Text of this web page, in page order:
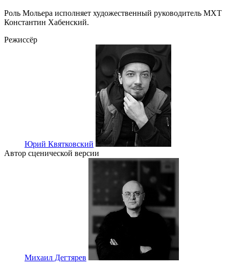
Роль Мольера исполняет художественный руководитель МХТ
Константин Хабенский.
Режиссёр
Юрий Квятковский
Автор сценической версии
Михаил Дегтярев